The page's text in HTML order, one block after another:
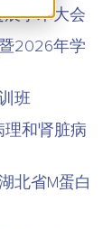
学术大会
2026年学
班
和肾脏病
北省M蛋白